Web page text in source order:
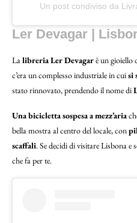
Un post condiviso da
Ler Devagar |
Lalibreria Ler Devagarè un gioiello
c’era un complesso industriale in cuisi
stato rinnovato, prendendo il nome di
Una bicicletta sospesa a mezz’aria
bella mostra al centro del locale, con
scaffali. Se decidi di visitare Lisbona e
che fa per te.